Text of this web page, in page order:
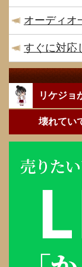
オーディオ
すぐに対応
リケジョ
壊れてい